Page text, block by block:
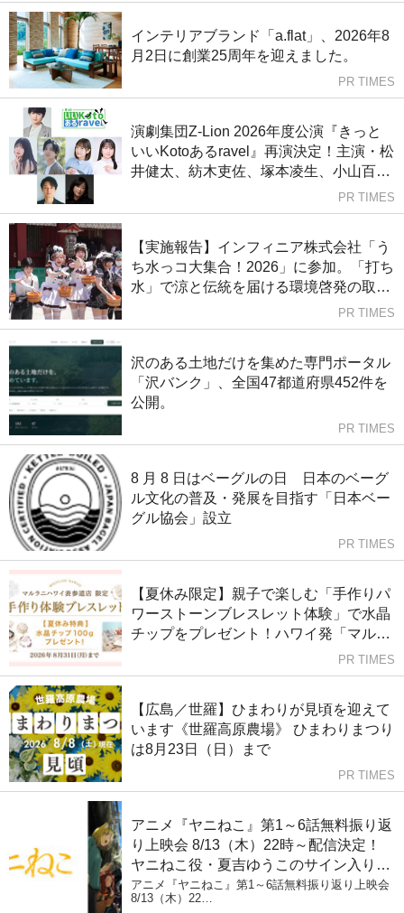
インテリアブランド「a.flat」、2026年8
月2日に創業25周年を迎えました。
PR TIMES
演劇集団Z-Lion 2026年度公演『きっと
いいKotoあるravel』再演決定！主演・松
井健太、紡木吏佐、塚本凌生、小山百
代、林鼓子、永山たかし、皆口裕子らが
出演
PR TIMES
【実施報告】インフィニア株式会社「う
ち水っコ大集合！2026」に参加。「打ち
水」で涼と伝統を届ける環境啓発の取り
PR TIMES
沢のある土地だけを集めた専門ポータル
「沢バンク」、全国47都道府県452件を
公開。
PR TIMES
8 月 8 日はベーグルの日 日本のベーグ
ル文化の普及・発展を目指す「日本ベー
グル協会」設立
PR TIMES
【夏休み限定】親子で楽しむ「手作りパ
ワーストーンブレスレット体験」で水晶
チップをプレゼント！ハワイ発「マルラ
PR TIMES
【広島／世羅】ひまわりが見頃を迎えて
います《世羅高原農場》 ひまわりまつり
は8月23日（日）まで
PR TIMES
アニメ『ヤニねこ』第1～6話無料振り返
り上映会 8/13（木）22時～配信決定！
ヤニねこ役・夏吉ゆうこのサイン入り台
本が当たる プレゼントキャンペーンを実
施
アニメ『ヤニねこ』第1～6話無料振り返り上映会
8/13（木）22…